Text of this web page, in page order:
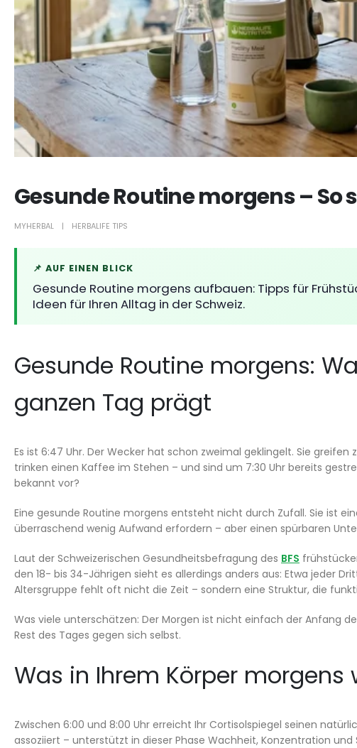
Gesunde Routine morgens –
MYHERBAL HERBALIFE TIPS
📌 AUF EINEN BLICK
Gesunde Routine morgens aufbauen: Tipps für
Ideen für Ihren Alltag in der Schweiz.
Gesunde Routine morgens:
ganzen Tag prägt
Es ist 6:47 Uhr. Der Wecker hat schon zweimal geklingelt. Sie
trinken einen Kaffee im Stehen – und sind um 7:30 Uhr bereits
bekannt vor?
Eine gesunde Routine morgens entsteht nicht durch Zufall. Sie ist
überraschend wenig Aufwand erfordern – aber einen spürbaren
Laut der Schweizerischen Gesundheitsbefragung des BFS
den 18- bis 34-Jährigen sieht es allerdings anders aus: Etwa jeder
Altersgruppe fehlt oft nicht die Zeit – sondern eine Struktur, die
Was viele unterschätzen: Der Morgen ist nicht einfach der Anfang
Rest des Tages gegen sich selbst.
Was in Ihrem Körper morgens
Zwischen 6:00 und 8:00 Uhr erreicht Ihr Cortisolspiegel seinen
assoziiert – unterstützt in dieser Phase Wachheit, Konzentration